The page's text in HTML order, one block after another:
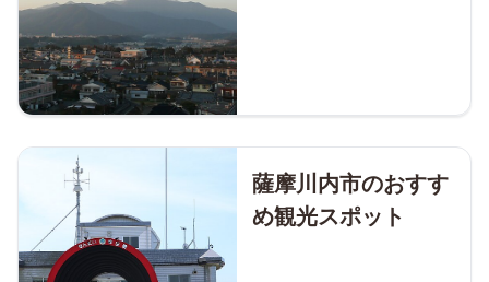
薩摩川内市のおすす
め観光スポット